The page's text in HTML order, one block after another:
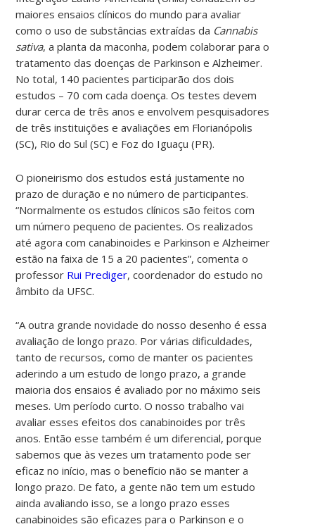
maiores ensaios clínicos do mundo para avaliar
como o uso de substâncias extraídas da Cannabis
sativa, a planta da maconha, podem colaborar para o
tratamento das doenças de Parkinson e Alzheimer.
No total, 140 pacientes participarão dos dois
estudos – 70 com cada doença. Os testes devem
durar cerca de três anos e envolvem pesquisadores
de três instituições e avaliações em Florianópolis
(SC), Rio do Sul (SC) e Foz do Iguaçu (PR).
O pioneirismo dos estudos está justamente no
prazo de duração e no número de participantes.
“Normalmente os estudos clínicos são feitos com
um número pequeno de pacientes. Os realizados
até agora com canabinoides e Parkinson e Alzheimer
estão na faixa de 15 a 20 pacientes”, comenta o
professor Rui Prediger, coordenador do estudo no
âmbito da UFSC.
“A outra grande novidade do nosso desenho é essa
avaliação de longo prazo. Por várias dificuldades,
tanto de recursos, como de manter os pacientes
aderindo a um estudo de longo prazo, a grande
maioria dos ensaios é avaliado por no máximo seis
meses. Um período curto. O nosso trabalho vai
avaliar esses efeitos dos canabinoides por três
anos. Então esse também é um diferencial, porque
sabemos que às vezes um tratamento pode ser
eficaz no início, mas o benefício não se manter a
longo prazo. De fato, a gente não tem um estudo
ainda avaliando isso, se a longo prazo esses
canabinoides são eficazes para o Parkinson e o